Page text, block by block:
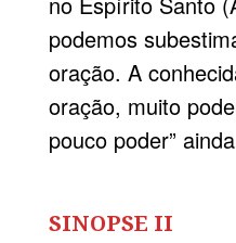
podemos
oração. A
oração, muito
pouco poder”
SINOPSE II